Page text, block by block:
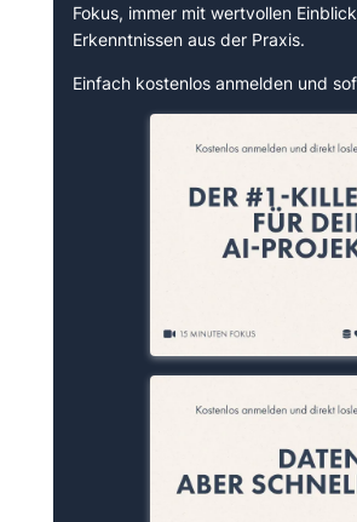
Fokus, immer mit wertvollen
Erkenntnissen aus der Praxis.
Einfach kostenlos anmelden und